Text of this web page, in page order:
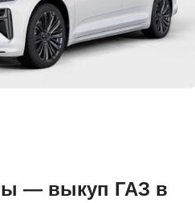
— выкуп ГАЗ в